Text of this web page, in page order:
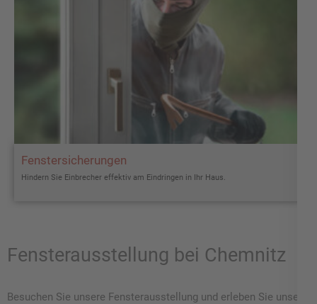
Fenstersicherungen
Hindern Sie Einbrecher effektiv am Eindringen in Ihr Haus.
Fensterausstellung bei Chemnitz
Besuchen Sie unsere Fensterausstellung und erleben Sie unsere